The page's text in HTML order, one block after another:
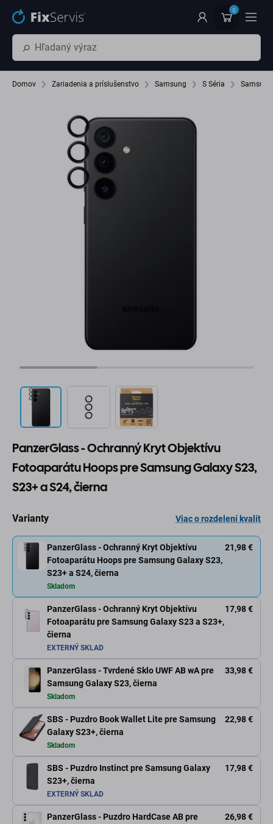
Preskočiť na hlavný obsah 0
Domov Zariadenia a príslušenstvo Samsung S Séria
PanzerGlass - Ochranný Kryt Objektívu
Fotoaparátu Hoops pre Samsung Galaxy S23,
S23+ a S24, čierna
Varianty Viac o rozdelení kvalít
PanzerGlass - Ochranný Kryt Objektívu
Fotoaparátu pre Samsung Galaxy S23 a S23+,
čierna
17,98 €
EXTERNÝ SKLAD
PanzerGlass - Tvrdené Sklo UWF AB wA pre
Samsung Galaxy S23, čierna
33,98 €
Skladom
SBS - Puzdro Book Wallet Lite pre Samsung
Galaxy S23+, čierna
22,98 €
Skladom
SBS - Puzdro Instinct pre Samsung Galaxy
S23+, čierna
17,98 €
EXTERNÝ SKLAD
PanzerGlass - Puzdro HardCase AB pre
26,98 €
PanzerGlass - Ochranný Kryt Objektívu
Fotoaparátu Hoops pre Samsung Galaxy S23,
S23+ a S24, čierna
21,98 €
Skladom